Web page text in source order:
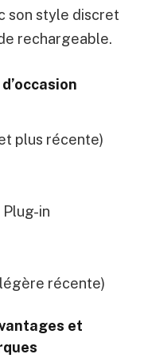
son style discret
rechargeable.
plus récente)
in
récente)
et